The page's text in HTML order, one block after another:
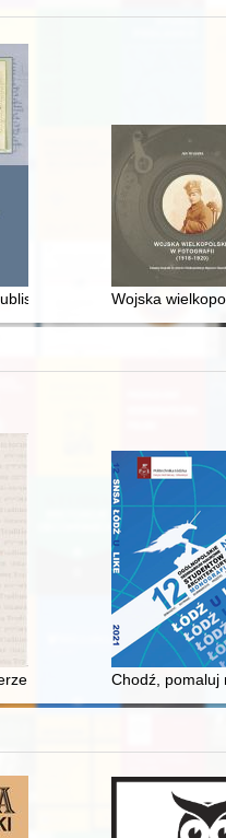
15th century papal
Wojska
= The image of
społeczno-kulturalnej i
Chodź, pomaluj